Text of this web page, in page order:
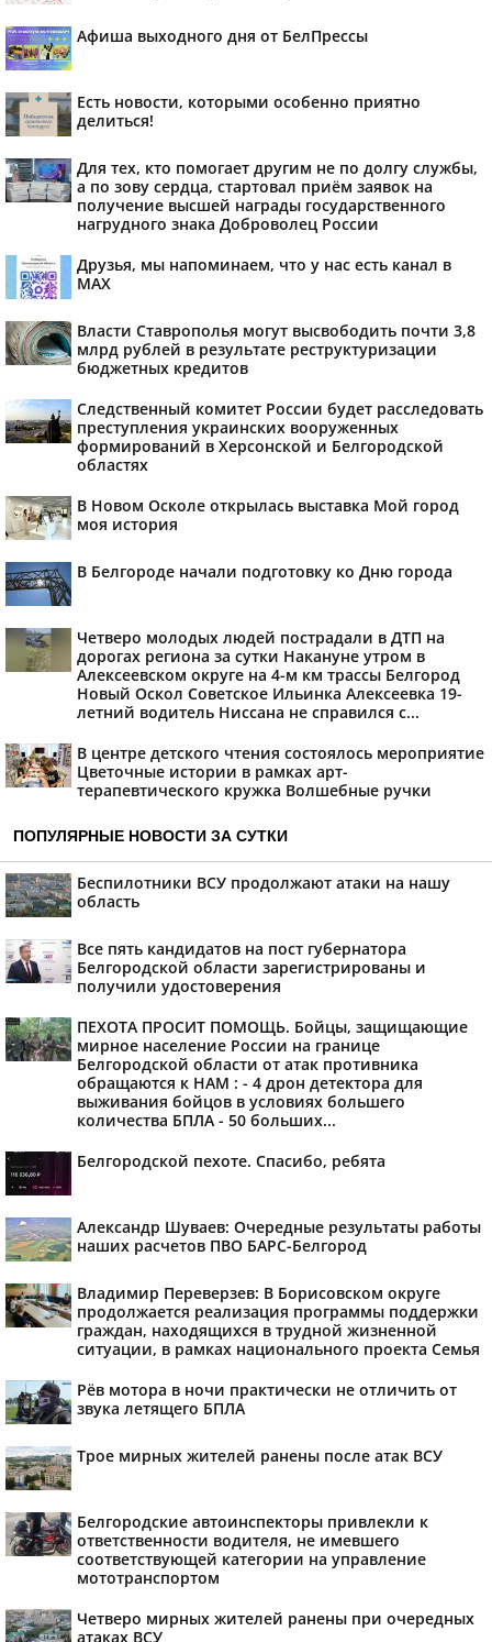
Афиша выходного дня от БелПрессы
Есть новости, которыми особенно приятно
делиться!
Для тех, кто помогает другим не по долгу службы,
а по зову сердца, стартовал приём заявок на
получение высшей награды государственного
нагрудного знака Доброволец России
Друзья, мы напоминаем, что у нас есть канал в
МАХ
Власти Ставрополья могут высвободить почти 3,8
млрд рублей в результате реструктуризации
бюджетных кредитов
Следственный комитет России будет расследовать
преступления украинских вооруженных
формирований в Херсонской и Белгородской
областях
В Новом Осколе открылась выставка Мой город
моя история
В Белгороде начали подготовку ко Дню города
Четверо молодых людей пострадали в ДТП на
дорогах региона за сутки Накануне утром в
Алексеевском округе на 4-м км трассы Белгород
Новый Оскол Советское Ильинка Алексеевка 19-
летний водитель Ниссана не справился с...
В центре детского чтения состоялось мероприятие
Цветочные истории в рамках арт-
терапевтического кружка Волшебные ручки
ПОПУЛЯРНЫЕ НОВОСТИ ЗА СУТКИ
Беспилотники ВСУ продолжают атаки на нашу
область
Все пять кандидатов на пост губернатора
Белгородской области зарегистрированы и
получили удостоверения
ПЕХОТА ПРОСИТ ПОМОЩЬ. Бойцы, защищающие
мирное население России на границе
Белгородской области от атак противника
обращаются к НАМ : - 4 дрон детектора для
выживания бойцов в условиях большего
количества БПЛА - 50 больших...
Белгородской пехоте. Спасибо, ребята
Александр Шуваев: Очередные результаты работы
наших расчетов ПВО БАРС-Белгород
Владимир Переверзев: В Борисовском округе
продолжается реализация программы поддержки
граждан, находящихся в трудной жизненной
ситуации, в рамках национального проекта Семья
Рёв мотора в ночи практически не отличить от
звука летящего БПЛА
Трое мирных жителей ранены после атак ВСУ
Белгородские автоинспекторы привлекли к
ответственности водителя, не имевшего
соответствующей категории на управление
мототранспортом
Четверо мирных жителей ранены при очередных
атаках ВСУ